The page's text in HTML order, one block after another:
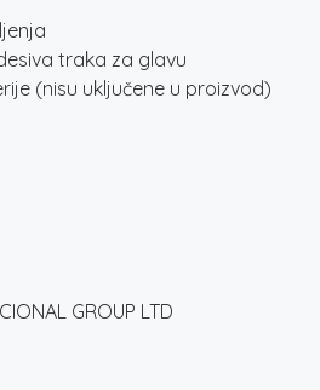
traka za glavu
(nisu uključene u proizvod)
GROUP LTD